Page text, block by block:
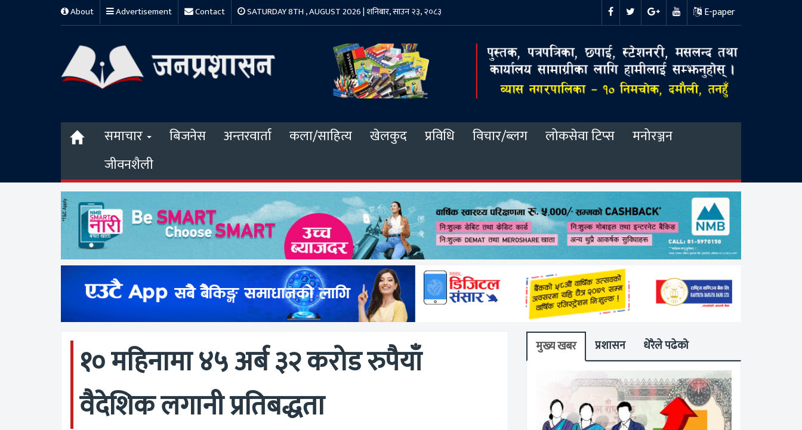
About Advertisement Contact SATURDAY 8TH , AUGUST 2026 | शनिबार, साउन २३, २०८३ E-paper
समाचार बिजनेस अन्तरवार्ता कला/साहित्य खेलकुद प्रविधि विचार/ब्लग लोकसेवा टिप्स
मनोरञ्जन
जीवनशैली
१० महिनामा ४५ अर्ब ३२ करोड रुपैयाँ
वैदेशिक लगानी प्रतिबद्धता
मुख्य खबर प्रशासन धेरैले पढेको